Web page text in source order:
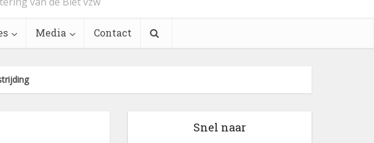
Media Contact
Snel naar